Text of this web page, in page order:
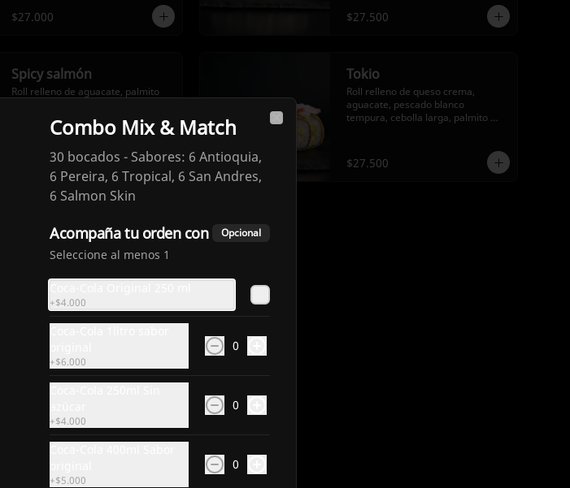
$27.000 $27.500
Spicy salmón
Roll relleno de aguacate, palmito
(roll futomaki).
$27.500
Tokio
Roll relleno de queso crema,
aguacate, pescado blanco
tempura, cebolla larga, palmito
$27.500
Combo Mix & Match
30 bocados - Sabores: 6 Antioquia,
6 Pereira, 6 Tropical, 6 San Andres,
6 Salmon Skin
Acompaña tu orden con Opcional
Seleccione al menos 1
+$4.000
+$6.000
0
+$4.000
0
+$5.000
0